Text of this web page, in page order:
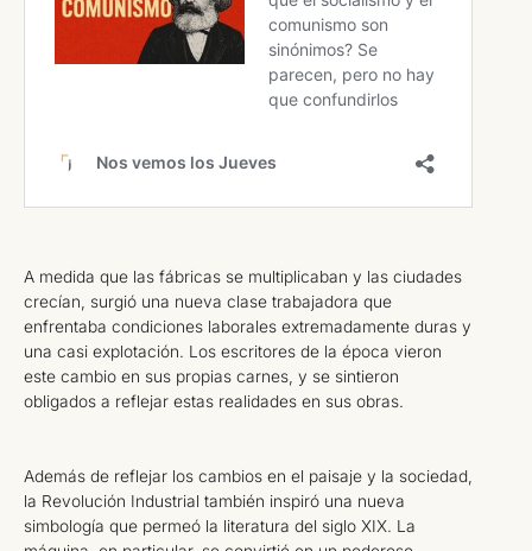
A medida que las fábricas se multiplicaban y las ciudades
crecían, surgió una nueva clase trabajadora que
enfrentaba condiciones laborales extremadamente duras y
una casi explotación. Los escritores de la época vieron
este cambio en sus propias carnes, y se sintieron
obligados a reflejar estas realidades en sus obras.
Además de reflejar los cambios en el paisaje y la sociedad,
la Revolución Industrial también inspiró una nueva
simbología que permeó la literatura del siglo XIX. La